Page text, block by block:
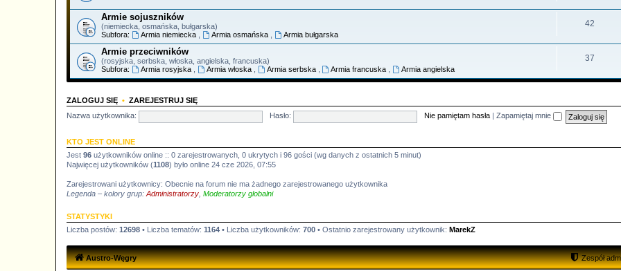
Armie sojuszników
(niemiecka, osmańska, bułgarska)
Subfora:
Armia niemiecka Armia osmańska Armia bułgarska
42
Armie przeciwników
(rosyjska, serbska, włoska, angielska, francuska)
Subfora:
Armia rosyjska Armia włoska Armia serbska Armia francuska Armia angielska
37
ZALOGUJ SIĘ • ZAREJESTRUJ SIĘ
Nazwa użytkownika:
Hasło: Nie pamiętam hasła Zapamiętaj mnie
KTO JEST ONLINE
Jest 96 użytkowników online :: 0 zarejestrowanych, 0 ukrytych i 96 gości (wg danych z ostatnich 5 minut)
Najwięcej użytkowników (1108) było online 24 cze 2026, 07:55
Zarejestrowani użytkownicy: Obecnie na forum nie ma żadnego zarejestrowanego użytkownika
Legenda – kolory grup: Administratorzy Moderatorzy globalni
STATYSTYKI
Liczba postów: 12698 • Liczba tematów: 1164 • Liczba użytkowników: 700 • Ostatnio zarejestrowany użytkownik: MarekZ
Austro-Węgry Zespół